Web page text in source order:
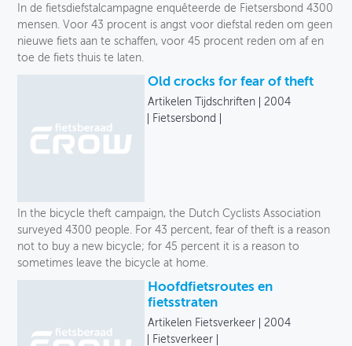
In de fietsdiefstalcampagne enquêteerde de Fietsersbond 4300
mensen. Voor 43 procent is angst voor diefstal reden om geen
nieuwe fiets aan te schaffen, voor 45 procent reden om af en
toe de fiets thuis te laten.
Old crocks for fear of theft
Artikelen Tijdschriften
2004
Fietsersbond
In the bicycle theft campaign, the Dutch Cyclists Association
surveyed 4300 people. For 43 percent, fear of theft is a reason
not to buy a new bicycle; for 45 percent it is a reason to
sometimes leave the bicycle at home.
Hoofdfietsroutes en
fietsstraten
Artikelen Fietsverkeer
2004
Fietsverkeer